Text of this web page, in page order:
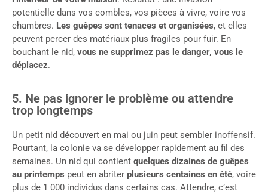
potentielle dans vos combles, vos pièces à vivre, voire vos
chambres. Les guêpes sont tenaces et organisées, et elles
peuvent percer des matériaux plus fragiles pour fuir. En
bouchant le nid, vous ne supprimez pas le danger, vous le
déplacez.
5. Ne pas ignorer le problème ou attendre
trop longtemps
Un petit nid découvert en mai ou juin peut sembler inoffensif.
Pourtant, la colonie va se développer rapidement au fil des
semaines. Un nid qui contient quelques dizaines de guêpes
au printemps peut en abriter plusieurs centaines en été, voire
plus de 1 000 individus dans certains cas. Attendre, c’est